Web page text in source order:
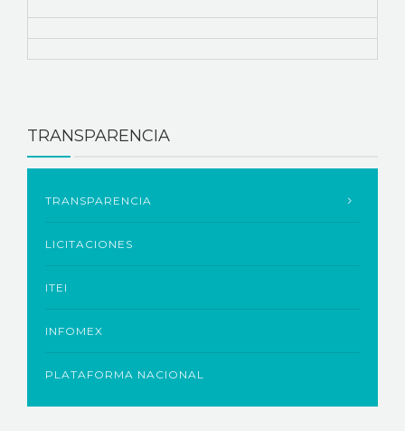
TRANSPARENCIA
TRANSPARENCIA
LICITACIONES
ITEI
INFOMEX
PLATAFORMA NACIONAL